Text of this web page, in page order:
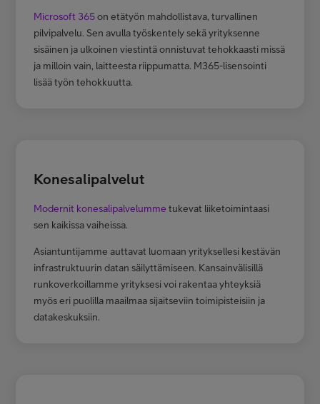
Microsoft 365on etätyön mahdollistava, turvallinen
pilvipalvelu. Sen avulla työskentely sekä yrityksenne
sisäinen ja ulkoinen viestintä onnistuvat tehokkaasti missä
ja milloin vain, laitteesta riippumatta. M365-lisensointi
lisää työn tehokkuutta.
Konesalipalvelut
Modernit konesalipalvelumme tukevat liiketoimintaasi
sen kaikissa vaiheissa.
Asiantuntijamme auttavat luomaan yrityksellesi kestävän
infrastruktuurin datan säilyttämiseen. Kansainvälisillä
runkoverkoillamme yrityksesi voi rakentaa yhteyksiä
myös eri puolilla maailmaa sijaitseviin toimipisteisiin ja
datakeskuksiin.